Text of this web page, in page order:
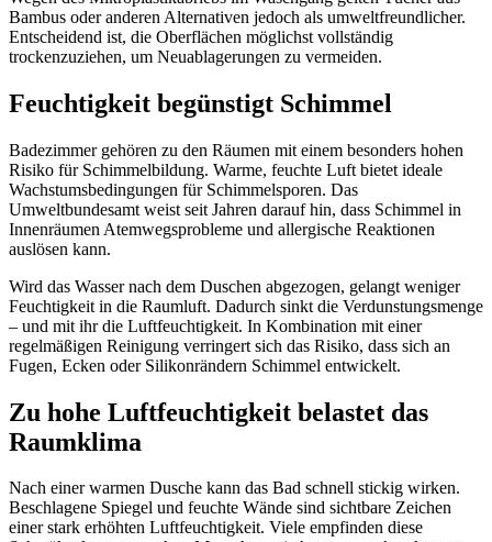
Bambus oder anderen Alternativen jedoch als umweltfreundlicher.
Entscheidend ist, die Oberflächen möglichst vollständig
trockenzuziehen, um Neuablagerungen zu vermeiden.
Feuchtigkeit begünstigt Schimmel
Badezimmer gehören zu den Räumen mit einem besonders hohen
Risiko für Schimmelbildung. Warme, feuchte Luft bietet ideale
Wachstumsbedingungen für Schimmelsporen. Das
Umweltbundesamt weist seit Jahren darauf hin, dass Schimmel in
Innenräumen Atemwegsprobleme und allergische Reaktionen
auslösen kann.
Wird das Wasser nach dem Duschen abgezogen, gelangt weniger
Feuchtigkeit in die Raumluft. Dadurch sinkt die Verdunstungsmenge
– und mit ihr die Luftfeuchtigkeit. In Kombination mit einer
regelmäßigen Reinigung verringert sich das Risiko, dass sich an
Fugen, Ecken oder Silikonrändern Schimmel entwickelt.
Zu hohe Luftfeuchtigkeit belastet das
Raumklima
Nach einer warmen Dusche kann das Bad schnell stickig wirken.
Beschlagene Spiegel und feuchte Wände sind sichtbare Zeichen
einer stark erhöhten Luftfeuchtigkeit. Viele empfinden diese